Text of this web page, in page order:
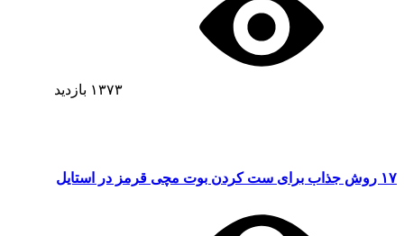
۱۳۷۳ بازدید
۱۷ روش جذاب برای ست کردن بوت مچی قرمز در استایل